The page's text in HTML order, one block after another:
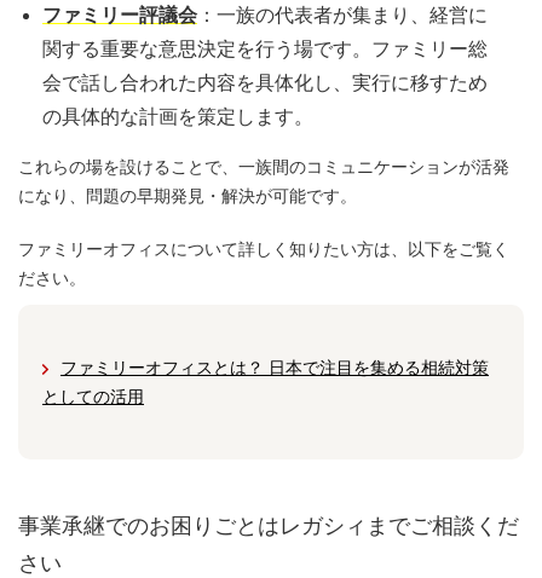
ファミリー評議会 ：一族の代表者が集まり、経営に
関する重要な意思決定を行う場です。ファミリー総
会で話し合われた内容を具体化し、実行に移すため
の具体的な計画を策定します。
これらの場を設けることで、一族間のコミュニケーションが活発
になり、問題の早期発見・解決が可能です。
ファミリーオフィスについて詳しく知りたい方は、以下をご覧く
ださい。
ファミリーオフィスとは？ 日本で注目を集める相続対策
としての活用
事業承継でのお困りごとはレガシィまでご相談くだ
さい